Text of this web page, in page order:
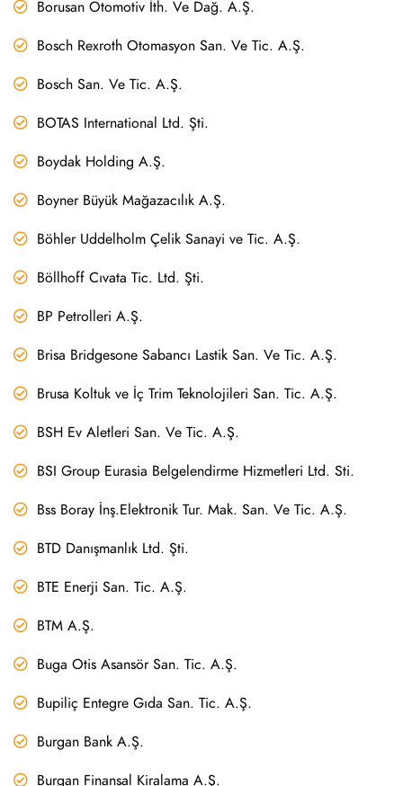
Borusan Otomotiv İth. Ve Dağ. A.Ş.
Bosch Rexroth Otomasyon San. Ve Tic. A.Ş.
Bosch San. Ve Tic. A.Ş.
BOTAS International Ltd. Şti.
Boydak Holding A.Ş.
Boyner Büyük Mağazacılık A.Ş.
Böhler Uddelholm Çelik Sanayi ve Tic. A.Ş.
Böllhoff Cıvata Tic. Ltd. Şti.
BP Petrolleri A.Ş.
Brisa Bridgesone Sabancı Lastik San. Ve Tic. A.Ş.
Brusa Koltuk ve İç Trim Teknolojileri San. Tic. A.Ş.
BSH Ev Aletleri San. Ve Tic. A.Ş.
BSI Group Eurasia Belgelendirme Hizmetleri Ltd. Sti.
Bss Boray İnş.Elektronik Tur. Mak. San. Ve Tic. A.Ş.
BTD Danışmanlık Ltd. Şti.
BTE Enerji San. Tic. A.Ş.
BTM A.Ş.
Buga Otis Asansör San. Tic. A.Ş.
Bupiliç Entegre Gıda San. Tic. A.Ş.
Burgan Bank A.Ş.
Burgan Finansal Kiralama A.Ş.